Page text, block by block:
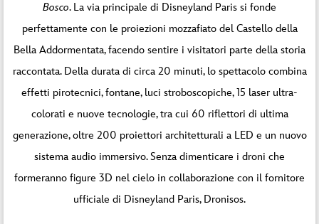
Bosco. La via principale di Disneyland Paris si fonde
perfettamente con le proiezioni mozzafiato del Castello della
Bella Addormentata, facendo sentire i visitatori parte della storia
raccontata. Della durata di circa 20 minuti, lo spettacolo combina
effetti pirotecnici, fontane, luci stroboscopiche, 15 laser ultra-
colorati e nuove tecnologie, tra cui 60 riflettori di ultima
generazione, oltre 200 proiettori architetturali a LED e un nuovo
sistema audio immersivo. Senza dimenticare i droni che
formeranno figure 3D nel cielo in collaborazione con il fornitore
ufficiale di Disneyland Paris, Dronisos.